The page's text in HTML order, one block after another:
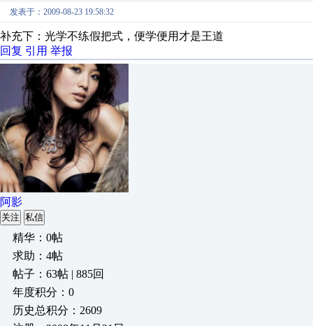
发表于：2009-08-23 19:58:32
补充下：光学不练假把式，便学便用才是王道
回复 引用 举报
阿影
关注 私信
精华：0帖
求助：4帖
帖子：63帖 | 885回
年度积分：0
历史总积分：2609